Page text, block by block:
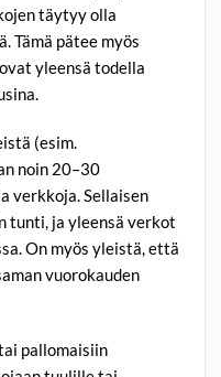
täytyy olla
Tämä pätee myös
yleensä todella
(esim.
noin 20–30
verkkoja. Sellaisen
tunti, ja yleensä verkot
On myös yleistä, että
vuorokauden
pallomaisiin